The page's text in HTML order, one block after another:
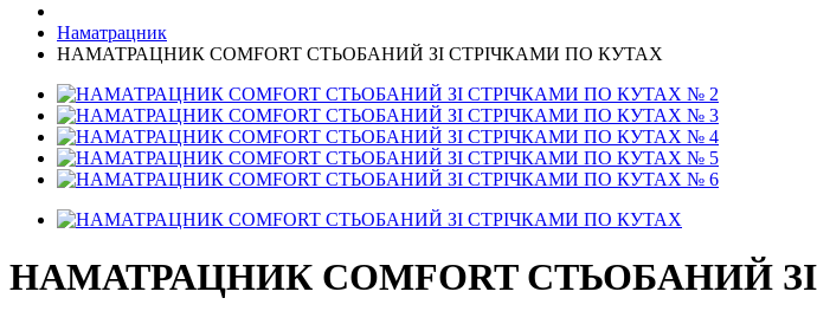
Наматрацник
НАМАТРАЦНИК COMFORT СТЬОБАНИЙ ЗІ СТРІЧКАМИ ПО КУТАХ
НАМАТРАЦНИК COMFORT СТЬОБАНИЙ